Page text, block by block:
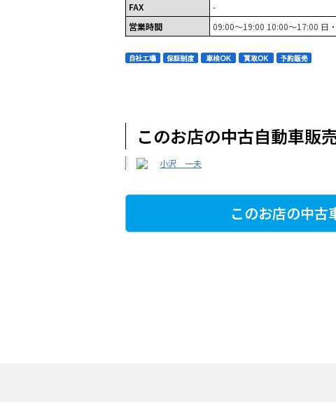
FAX
-
営業時間
09:00～19:00 10:00～17:00 日
このお店の中古自動車販
小沢 一夫
このお店の中古